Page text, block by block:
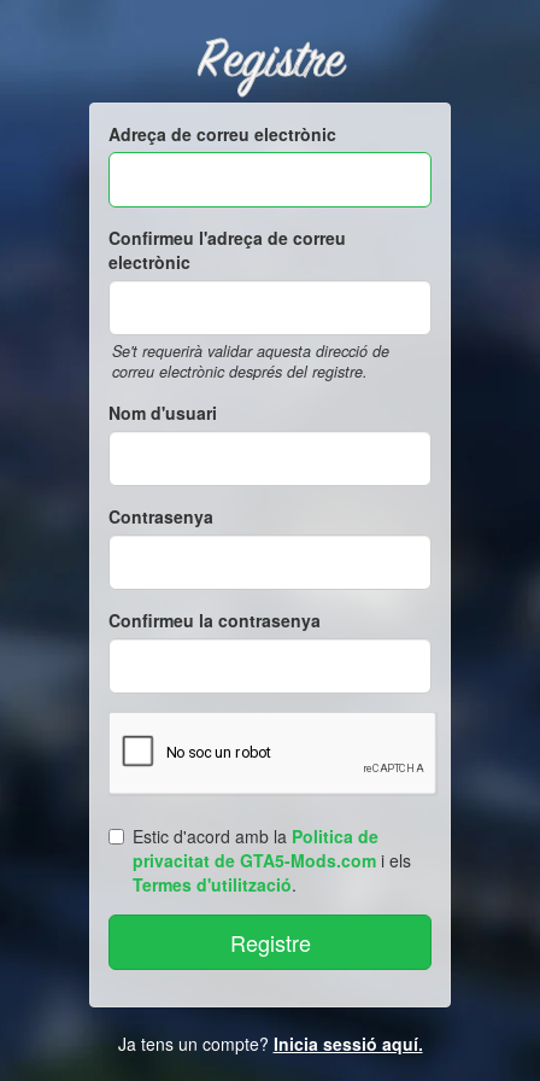
Registre
Adreça de correu electrònic
Confirmeu l'adreça de correu
electrònic
Se't requerirà validar aquesta direcció de
correu electrònic després del registre.
Nom d'usuari
Contrasenya
Confirmeu la contrasenya
Estic d'acord amb la Politica de
privacitat de GTA5-Mods.com i els
Termes d'utilització.
Ja tens un compte? Inicia sessió aquí.